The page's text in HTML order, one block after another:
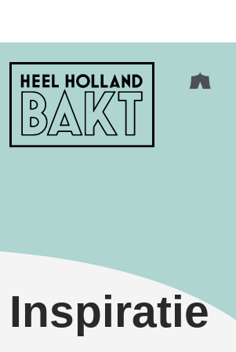
Heel
Holland
Bakt
Inspiratie